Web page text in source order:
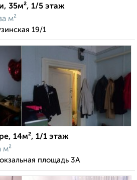
35м², 1/5 этаж
м²
19/1
14м², 1/1 этаж
м²
площадь 3А